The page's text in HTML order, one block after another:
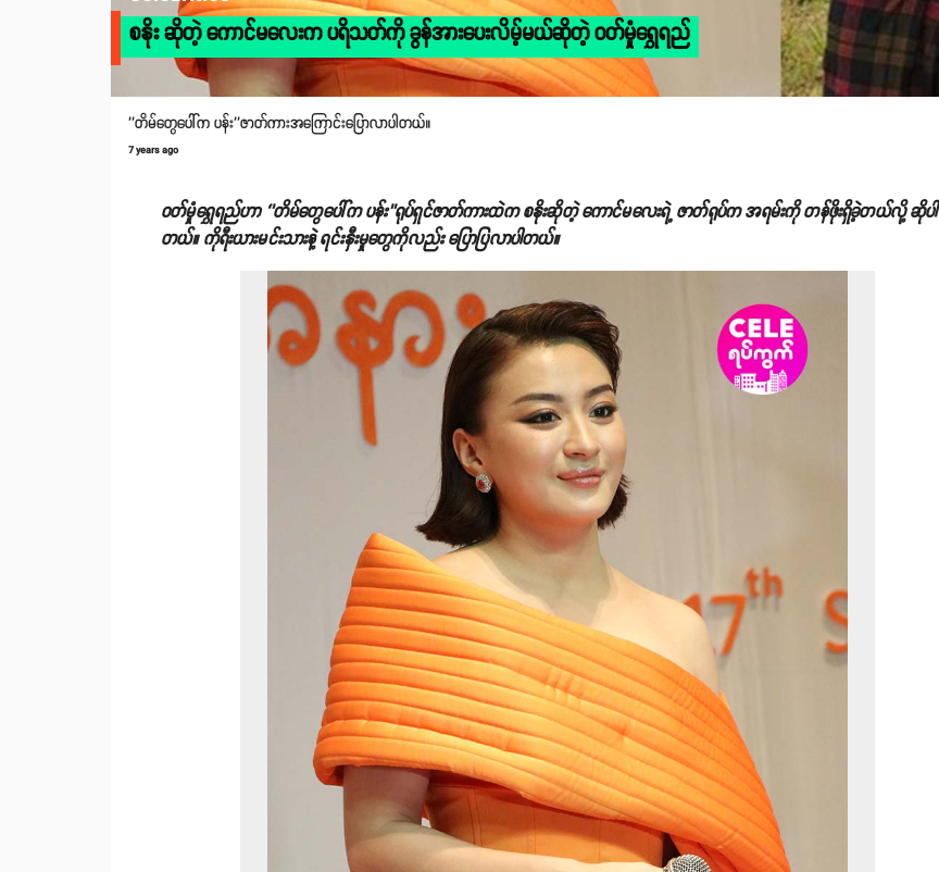
စနိုး ဆိုတဲ့ ကောင်မလေးက ပရိသတ်ကို ခွန်အားပေးလိမ့်မယ်ဆိုတဲ့ ဝတ်မှုံရွှေရည်
''တိမ်တွေပေါ်က ပန်း''ဇာတ်ကားအကြောင်းပြောလာပါတယ်။
7 years ago
ဝတ်မှုံရွှေရည်ဟာ ‘’တိမ်တွေပေါ်က ပန်း’’ရုပ်ရှင်ဇာတ်ကားထဲက စနိုးဆိုတဲ့ ကောင်မလေးရဲ့ ဇာတ်ရုပ်က အရမ်းကို တန်ဖိုးရှိခဲ့တယ်လို့ ဆိုပါ
တယ်။ ကိုရီးယားမင်းသားနဲ့ ရင်းနှီးမှုတွေကိုလည်း ပြောပြလာပါတယ်။